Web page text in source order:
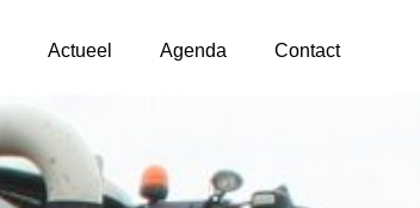
Actueel Agenda Contact